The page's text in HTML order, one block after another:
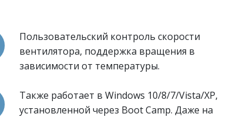
Пользовательский контроль скорости
вентилятора, поддержка вращения в
зависимости от температуры.
Также работает в Windows 10/8/7/Vista/XP,
установленной через Boot Camp. Даже на